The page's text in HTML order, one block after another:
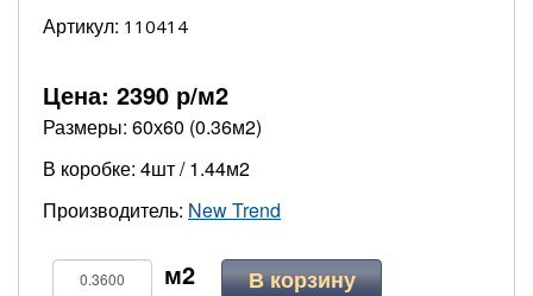
Артикул: 110414
Цена: 2390 р/м2
Размеры: 60х60 (0.36м2)
В коробке: 4шт / 1.44м2
Производитель: New Trend
В корзину